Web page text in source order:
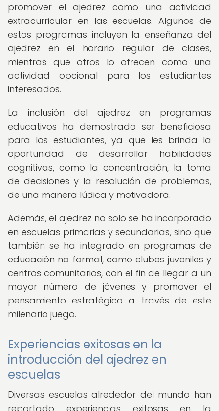
promover el ajedrez como una actividad
extracurricular en las escuelas. Algunos de
estos programas incluyen la enseñanza del
ajedrez en el horario regular de clases,
mientras que otros lo ofrecen como una
actividad opcional para los estudiantes
interesados.
La inclusión del ajedrez en programas
educativos ha demostrado ser beneficiosa
para los estudiantes, ya que les brinda la
oportunidad de desarrollar habilidades
cognitivas, como la concentración, la toma
de decisiones y la resolución de problemas,
de una manera lúdica y motivadora.
Además, el ajedrez no solo se ha incorporado
en escuelas primarias y secundarias, sino que
también se ha integrado en programas de
educación no formal, como clubes juveniles y
centros comunitarios, con el fin de llegar a un
mayor número de jóvenes y promover el
pensamiento estratégico a través de este
milenario juego.
Experiencias exitosas en la
introducción del ajedrez en
escuelas
Diversas escuelas alrededor del mundo han
reportado experiencias exitosas en la